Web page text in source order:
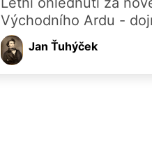
Východního Ardu -
Jan Ťuhýček